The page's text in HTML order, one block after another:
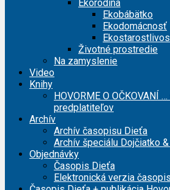
Ekorodina
Ekobábätko
Ekodomácnosť
Životné prostredie
Na zamyslenie
Video
Knihy
HOVORME O OČKOVANÍ
predplatiteľov
Archív
Archív časopisu Dieťa
Archív špeciálu Dojčiatko
Objednávky
Časopis Dieťa
Elektronická verzia